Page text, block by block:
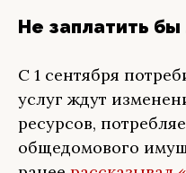
Не заплатить
С 1 сентября
услуг ждут
ресурсов,
общедомового